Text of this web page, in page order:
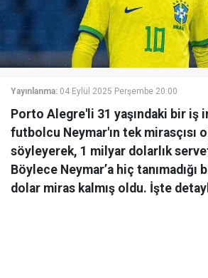
Yayınlanma: 04 Eylül 2025 Perşembe 20:00
Porto Alegre'li 31 yaşındaki bir iş
futbolcu Neymar'ın tek mirasçısı
söyleyerek, 1 milyar dolarlık
Böylece Neymar’a hiç
dolar miras kalmış oldu. İşte